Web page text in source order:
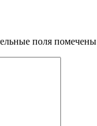
поля помечены